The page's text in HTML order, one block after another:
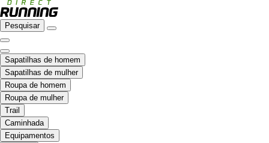
Pesquisar
Sapatilhas de homem
Sapatilhas de mulher
Roupa de homem
Roupa de mulher
Trail
Caminhada
Equipamentos